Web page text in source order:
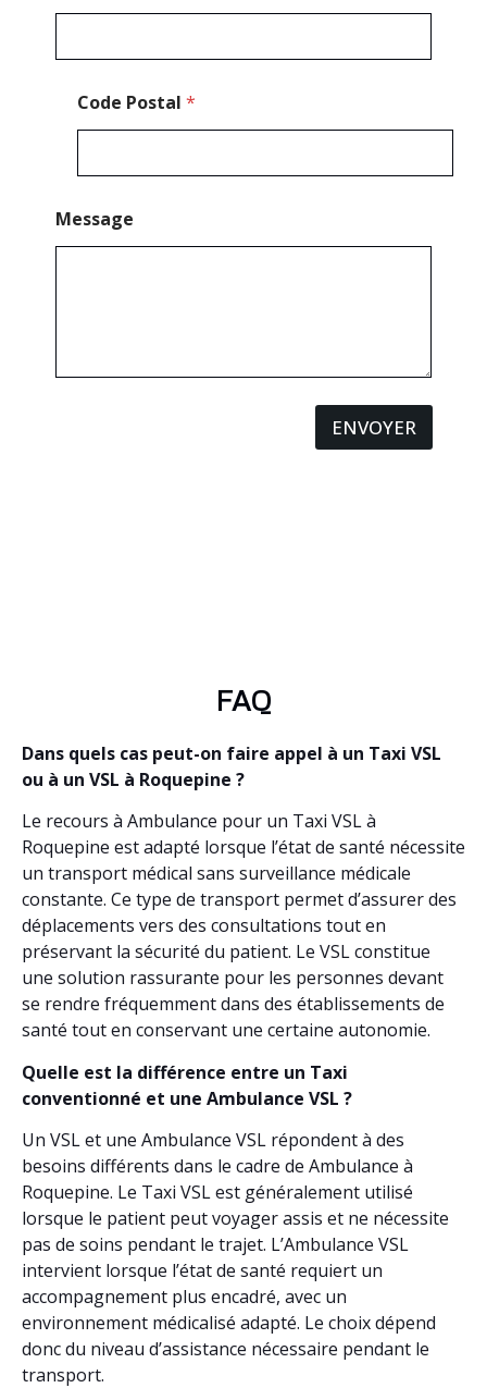
Code Postal *
Message
ENVOYER
FAQ
Dans quels cas peut-on faire appel à un Taxi VSL
ou à un VSL à Roquepine ?
Le recours à Ambulance pour un Taxi VSL à
Roquepine est adapté lorsque l’état de santé nécessite
un transport médical sans surveillance médicale
constante. Ce type de transport permet d’assurer des
déplacements vers des consultations tout en
préservant la sécurité du patient. Le VSL constitue
une solution rassurante pour les personnes devant
se rendre fréquemment dans des établissements de
santé tout en conservant une certaine autonomie.
Quelle est la différence entre un Taxi
conventionné et une Ambulance VSL ?
Un VSL et une Ambulance VSL répondent à des
besoins différents dans le cadre de Ambulance à
Roquepine. Le Taxi VSL est généralement utilisé
lorsque le patient peut voyager assis et ne nécessite
pas de soins pendant le trajet. L’Ambulance VSL
intervient lorsque l’état de santé requiert un
accompagnement plus encadré, avec un
environnement médicalisé adapté. Le choix dépend
donc du niveau d’assistance nécessaire pendant le
transport.